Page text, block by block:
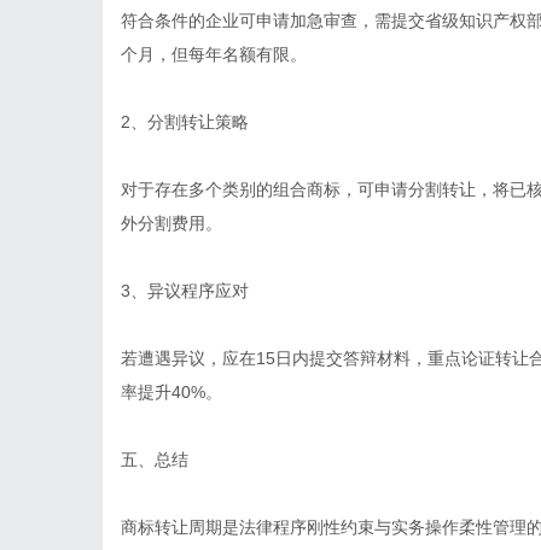
符合条件的企业可申请加急审查，需提交省级知识产权
个月，但每年名额有限。
2、分割转让策略
对于存在多个类别的组合商标，可申请分割转让，将已
外分割费用。
3、异议程序应对
若遭遇异议，应在15日内提交答辩材料，重点论证转
率提升40%。
五、总结
商标转让周期是法律程序刚性约束与实务操作柔性管理